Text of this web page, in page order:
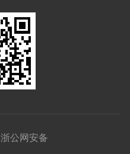
浙公网安备